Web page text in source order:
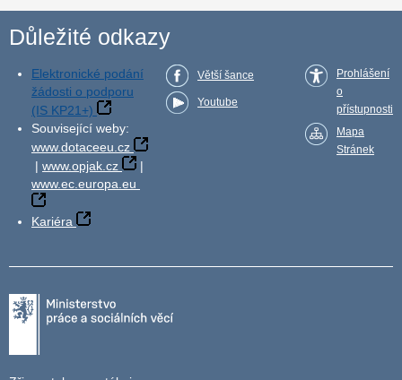
Důležité odkazy
Elektronické podání
žádosti o podporu
(IS KP21+)
Související weby:
www.dotaceeu.cz
| www.opjak.cz
|
www.ec.europa.eu
Kariéra
Větší šance
Youtube
Prohlášení
o
přístupnosti
Mapa
Stránek